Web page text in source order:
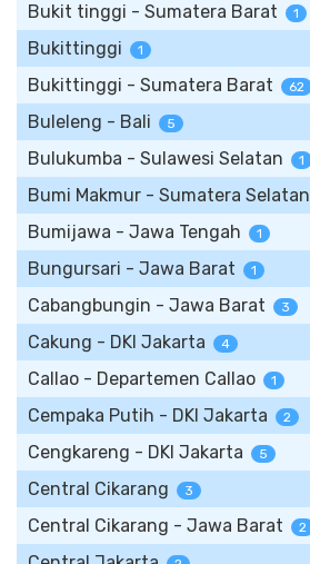
Bukit tinggi - Sumatera Barat 1
Bukittinggi 1
Bukittinggi - Sumatera Barat 62
Buleleng - Bali 5
Bulukumba - Sulawesi Selatan 1
Bumi Makmur - Sumatera Selatan
Bumijawa - Jawa Tengah 1
Bungursari - Jawa Barat 1
Cabangbungin - Jawa Barat 3
Cakung - DKI Jakarta 4
Callao - Departemen Callao 1
Cempaka Putih - DKI Jakarta 2
Cengkareng - DKI Jakarta 5
Central Cikarang 3
Central Cikarang - Jawa Barat 2